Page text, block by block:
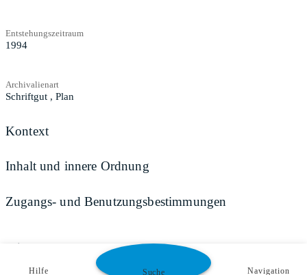
Entstehungszeitraum
1994
Archivalienart
Schriftgut , Plan
Kontext
Inhalt und innere Ordnung
Zugangs- und Benutzungsbestimmungen
Teilen
Hilfe Suche Navigation